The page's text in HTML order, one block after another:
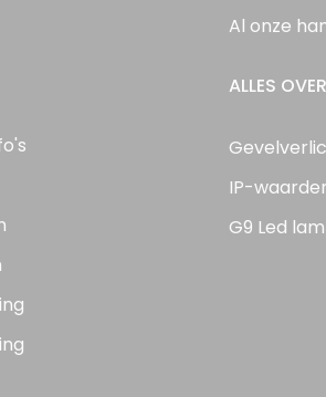
Al onze
ALLES
IP-
G9 Led